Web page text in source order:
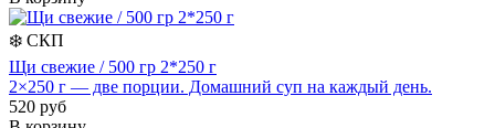
❄️ СКП
Щи свежие / 500 гр 2*250 г
2×250 г — две порции. Домашний суп на каждый день.
520 руб